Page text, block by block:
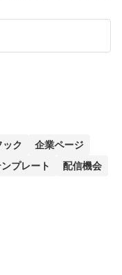
ック
企業ページ
プレート
配信機会